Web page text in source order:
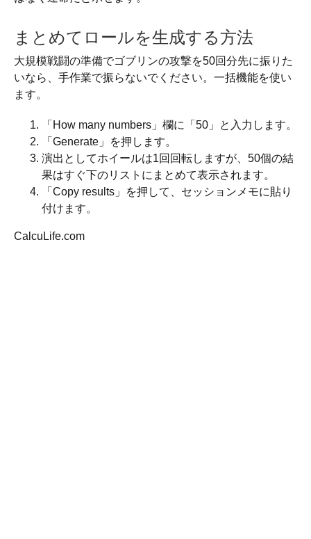
まとめてロールを生成する方法
大規模戦闘の準備でゴブリンの攻撃を50回分先に振りた
いなら、手作業で振らないでください。一括機能を使い
ます。
「How many numbers」欄に「50」と入力します。
「Generate」を押します。
演出としてホイールは1回回転しますが、50個の結
果はすぐ下のリストにまとめて表示されます。
「Copy results」を押して、セッションメモに貼り
付けます。
CalcuLife.com